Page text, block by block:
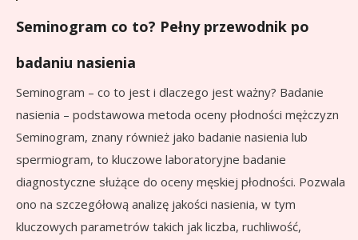
Seminogram co to? Pełny przewodnik po
badaniu nasienia
Seminogram – co to jest i dlaczego jest ważny? Badanie
nasienia – podstawowa metoda oceny płodności mężczyzn
Seminogram, znany również jako badanie nasienia lub
spermiogram, to kluczowe laboratoryjne badanie
diagnostyczne służące do oceny męskiej płodności. Pozwala
ono na szczegółową analizę jakości nasienia, w tym
kluczowych parametrów takich jak liczba, ruchliwość,